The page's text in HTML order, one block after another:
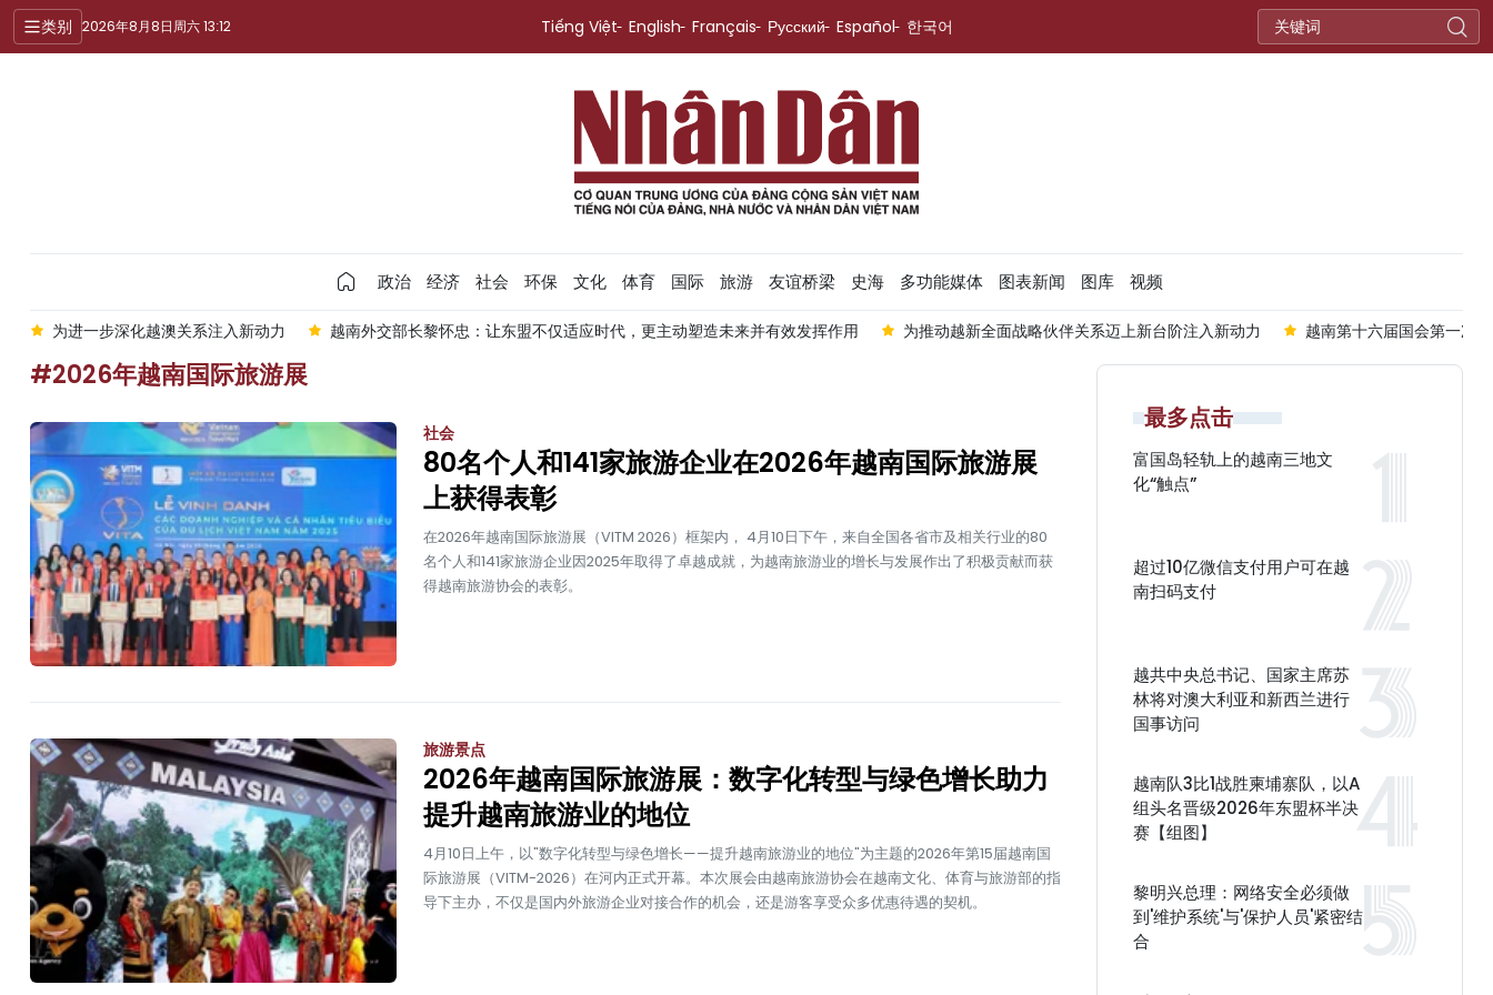
类别 2026年8月8日周六 13:12 Tiếng Việt English Français Русский Español 한국어
政治 经济 社会 环保 文化 体育 国际 旅游 友谊桥梁 史海 多功能媒体 图表新闻 图库 视频
为进一步深化越澳关系注入新动力 越南外交部长黎怀忠：让东盟不仅适应时代，更主动塑造未来并有效发挥作用 为推动越新全面战略伙伴关系迈上新台阶注入新动力 越南第十六届国会第一次
#2026年越南国际旅游展
社会
80名个人和141家旅游企业在2026年越南国际旅游展
上获得表彰
在2026年越南国际旅游展（VITM 2026）框架内， 4月10日下午，来自全国各省市及相关行业的80
名个人和141家旅游企业因2025年取得了卓越成就，为越南旅游业的增长与发展作出了积极贡献而获
得越南旅游协会的表彰。
旅游景点
2026年越南国际旅游展：数字化转型与绿色增长助力
提升越南旅游业的地位
4月10日上午，以"数字化转型与绿色增长——提升越南旅游业的地位"为主题的2026年第15届越南国
际旅游展（VITM-2026）在河内正式开幕。本次展会由越南旅游协会在越南文化、体育与旅游部的指
导下主办，不仅是国内外旅游企业对接合作的机会，还是游客享受众多优惠待遇的契机。
最多点击
富国岛轻轨上的越南三地文
化“触点”
超过10亿微信支付用户可在越
南扫码支付
越共中央总书记、国家主席苏
林将对澳大利亚和新西兰进行
国事访问
越南队3比1战胜柬埔寨队，以A
组头名晋级2026年东盟杯半决
赛【组图】
黎明兴总理：网络安全必须做
到'维护系统'与'保护人员'紧密结
合